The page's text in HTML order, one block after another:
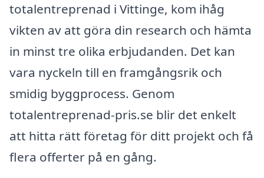
totalentreprenad i Vittinge, kom ihåg
vikten av att göra din research och hämta
in minst tre olika erbjudanden. Det kan
vara nyckeln till en framgångsrik och
smidig byggprocess. Genom
totalentreprenad-pris.se blir det enkelt
att hitta rätt företag för ditt projekt och få
flera offerter på en gång.